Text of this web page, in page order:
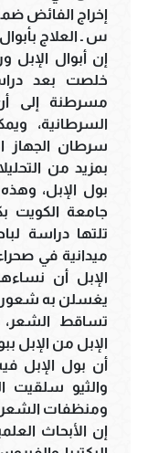
إخراج الفائض
س ـ العلاج
إن أبوال الإبل
خلصت بعد
مسرطنة إلى
السرطانية،
سرطان الجهاز
بمزيد من
بول الإبل،
جامعة الكويت
تلتها دراسة
ميدانية في
الإبل أن
يغسلن به
تساقط الشعر،
الإبل من الإبل
أن بول الإبل
والثيو سلقيت
ومنظفات
إن الأبحاث